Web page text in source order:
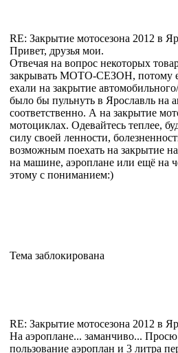
RE: Закрытие мотосезона 2012 в
Привет, друзья мои.
Отвечая на вопрос некоторых
закрывать МОТО-СЕЗОН, потому
ехали на закрытие
было бы пульнуть в Ярославль на
соответственно. А на закрытие
мотоциклах. Одевайтесь теплее,
силу своей ленности,
возможным поехать на закрытие
на машине, аэроплане или ещё на
этому с пониманием:)
Тема заблокирована
RE: Закрытие мотосезона 2012 в
На аэроплане... заманчиво...
пользование аэроплан и 3 литра